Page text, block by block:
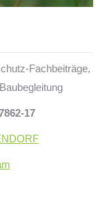
Fachbeiträge,
17